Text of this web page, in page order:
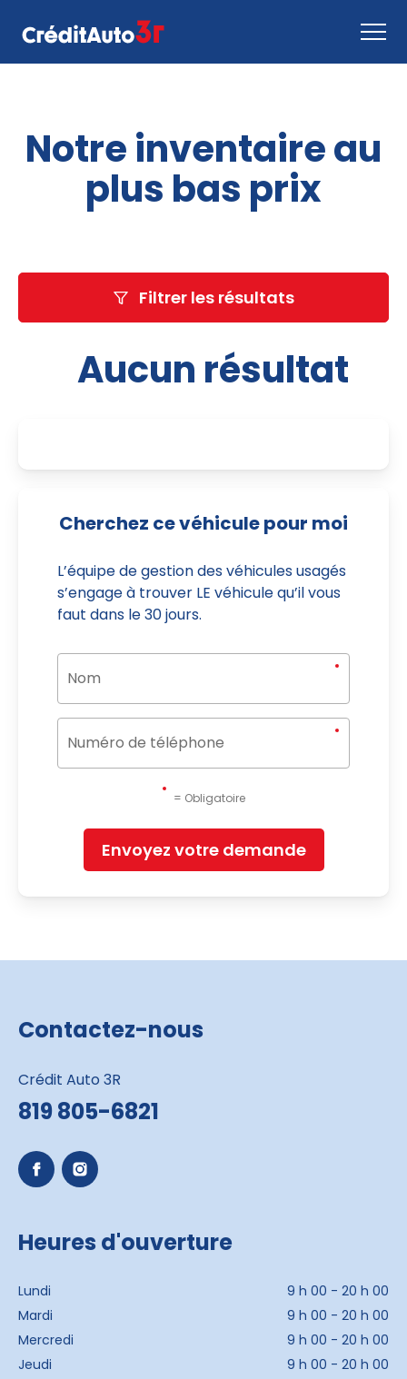
Comment ça marche
Nous joindre
Inventaire
Notre inventaire au
plus bas prix
Filtrer les résultats
Aucun résultat
Cherchez ce véhicule pour moi
L’équipe de gestion des véhicules usagés
s’engage à trouver LE véhicule qu’il vous
faut dans le 30 jours.
= Obligatoire
Envoyez votre demande
Contactez-nous
Crédit Auto 3R
819 805-6821
Heures d'ouverture
Lundi
9 h 00 - 20 h 00
Mardi
9 h 00 - 20 h 00
Mercredi
9 h 00 - 20 h 00
Jeudi
9 h 00 - 20 h 00